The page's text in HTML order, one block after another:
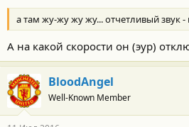
а там жу-жу жу жу... отчетливый звук -
А на какой скорости он (эур)
BloodAngel
Well-Known Member